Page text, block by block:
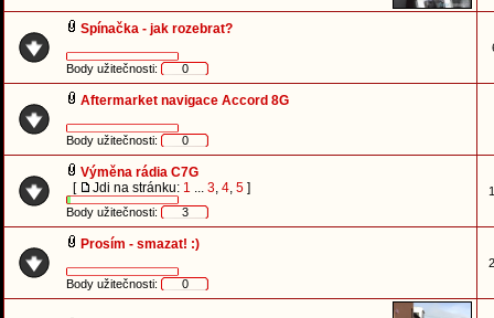
Spínačka - jak rozebrat?
Body užitečnosti: 0
Aftermarket navigace Accord 8G
Body užitečnosti: 0
Výměna rádia C7G
[
Jdi na stránku: 1 ... 3, 4, 5 ]
Body užitečnosti: 3
Prosím - smazat! :)
Body užitečnosti: 0